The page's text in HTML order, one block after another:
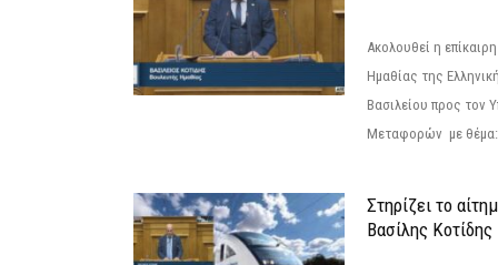
Ακολουθεί η
Ημαθίας της
Βασιλείου προς τον
Μεταφορών με θέμα:
Στηρίζει το
Βασίλης Κοτίδης